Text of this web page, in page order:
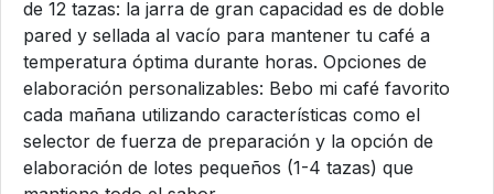
de 12 tazas: la jarra de gran capacidad es de doble
pared y sellada al vacío para mantener tu café a
temperatura óptima durante horas. Opciones de
elaboración personalizables: Bebo mi café favorito
cada mañana utilizando características como el
selector de fuerza de preparación y la opción de
elaboración de lotes pequeños (1-4 tazas) que